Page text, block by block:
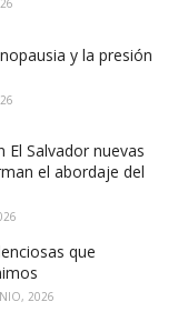
y la presión
El Salvador nuevas
el abordaje del
que
2026